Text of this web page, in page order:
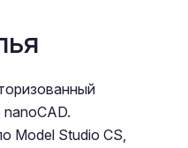
Model Studio CS,